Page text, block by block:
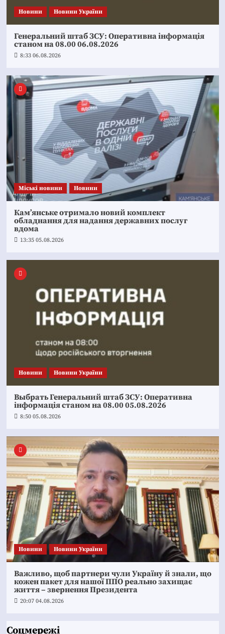
Новини Новини України
Генеральний штаб ЗСУ: Оперативна інформація
станом на 08.00 06.08.2026
8:33 06.08.2026
Mіські новини Новини
Кам’янське отримало новий комплект
обладнання для надання державних послуг
вдома
13:35 05.08.2026
Новини Новини України
Выбрать Генеральний штаб ЗСУ: Оперативна
інформація станом на 08.00 05.08.2026
8:50 05.08.2026
Новини Новини України
Важливо, щоб партнери чули Україну й знали, що
кожен пакет для нашої ППО реально захищає
життя – звернення Президента
20:07 04.08.2026
Соцмережі